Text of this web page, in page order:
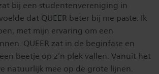
bij een studentenvereniging in
dat QUEER beter bij me paste. Ik
met mijn ervaring om een
QUEER zat in de beginfase en
beetje op z’n plek vallen. Vanuit het
natuurlijk mee op de grote lijnen.